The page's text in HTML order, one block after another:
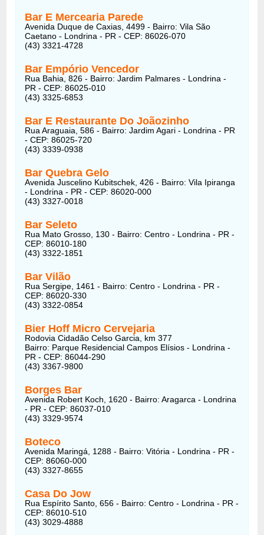
Bar E Mercearia Parede
Avenida Duque de Caxias, 4499 - Bairro: Vila São
Caetano - Londrina - PR - CEP: 86026-070
(43) 3321-4728
Bar Empório Vencedor
Rua Bahia, 826 - Bairro: Jardim Palmares - Londrina -
PR - CEP: 86025-010
(43) 3325-6853
Bar E Restaurante Do Joãozinho
Rua Araguaia, 586 - Bairro: Jardim Agari - Londrina - PR
- CEP: 86025-720
(43) 3339-0938
Bar Quebra Gelo
Avenida Juscelino Kubitschek, 426 - Bairro: Vila Ipiranga
- Londrina - PR - CEP: 86020-000
(43) 3327-0018
Bar Seleto
Rua Mato Grosso, 130 - Bairro: Centro - Londrina - PR -
CEP: 86010-180
(43) 3322-1851
Bar Vilão
Rua Sergipe, 1461 - Bairro: Centro - Londrina - PR -
CEP: 86020-330
(43) 3322-0854
Bier Hoff Micro Cervejaria
Rodovia Cidadão Celso Garcia, km 377
Bairro: Parque Residencial Campos Elísios - Londrina -
PR - CEP: 86044-290
(43) 3367-9800
Borges Bar
Avenida Robert Koch, 1620 - Bairro: Aragarca - Londrina
- PR - CEP: 86037-010
(43) 3329-9574
Boteco
Avenida Maringá, 1288 - Bairro: Vitória - Londrina - PR -
CEP: 86060-000
(43) 3327-8655
Casa Do Jow
Rua Espírito Santo, 656 - Bairro: Centro - Londrina - PR -
CEP: 86010-510
(43) 3029-4888